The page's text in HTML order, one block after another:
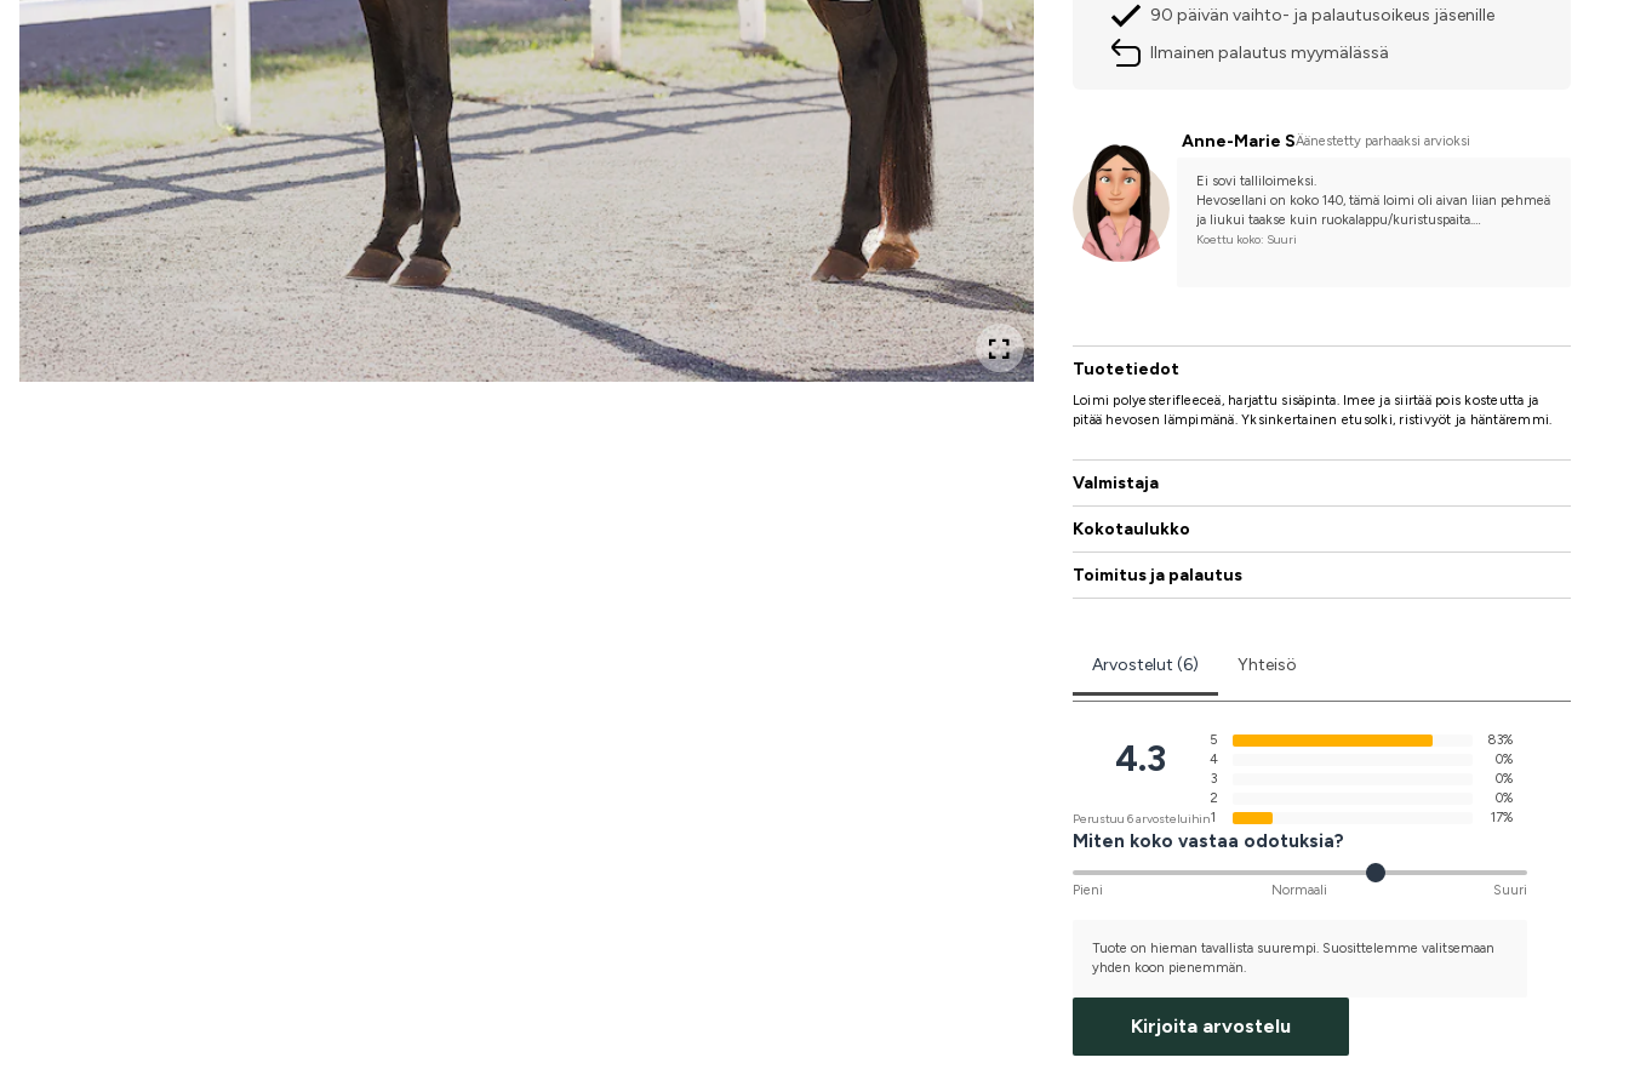
90 päivän vaihto- ja palautusoikeus jäsenille
Ilmainen palautus myymälässä
Anne-Marie SÄänestetty parhaaksi arvioksi
Ei sovi talliloimeksi.
Hevosellani on koko 140, tämä loimi oli aivan liian pehmeä
ja liukui taakse kuin ruokalappu/kuristuspaita.
Joten jos ostat tämän loimen, osta yksi koko pienempi.
Koettu koko: Suuri
Tuotetiedot
Loimi polyesterifleeceä, harjattu sisäpinta. Imee ja siirtää pois kosteutta ja
pitää hevosen lämpimänä. Yksinkertainen etusolki, ristivyöt ja häntäremmi.
Valmistaja
Kokotaulukko
Toimitus ja palautus
Arvostelut (6) Yhteisö
4.3
Perustuu 6 arvosteluihin
5
83%
4
0%
3
0%
2
0%
1
17%
Miten koko vastaa odotuksia?
Pieni Normaali Suuri
Tuote on hieman tavallista suurempi. Suosittelemme valitsemaan
yhden koon pienemmän.
Kirjoita arvostelu